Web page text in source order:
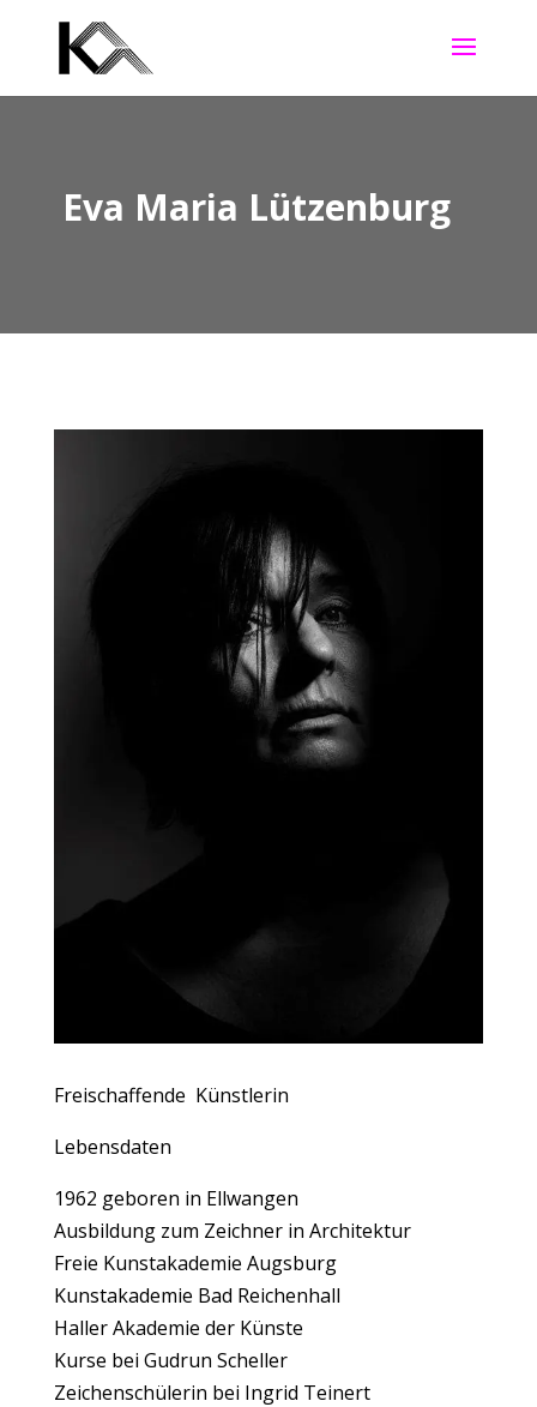
Eva Maria Lützenburg
Freischaffende Künstlerin
Lebensdaten
1962 geboren in Ellwangen
Ausbildung zum Zeichner in Architektur
Freie Kunstakademie Augsburg
Kunstakademie Bad Reichenhall
Haller Akademie der Künste
Kurse bei Gudrun Scheller
Zeichenschülerin bei Ingrid Teinert